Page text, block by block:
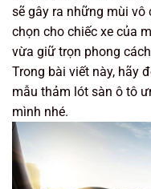
sẽ gây ra những mùi vô
chọn cho chiếc xe của
vừa giữ trọn phong
Trong bài viết này, hãy
mẫu thảm lót sàn ô tô
mình nhé.